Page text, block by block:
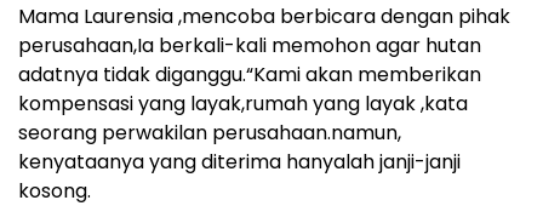
Mama Laurensia ,mencoba berbicara dengan pihak
perusahaan,Ia berkali-kali memohon agar hutan
adatnya tidak diganggu.“Kami akan memberikan
kompensasi yang layak,rumah yang layak ,kata
seorang perwakilan perusahaan.namun,
kenyataanya yang diterima hanyalah janji-janji
kosong.